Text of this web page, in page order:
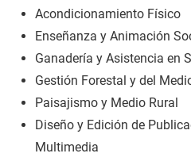
Acondicionamiento Físico
Enseñanza y Animación
Ganadería y Asistencia en
Gestión Forestal y del
Paisajismo y Medio Rural
Diseño y Edición de
Multimedia